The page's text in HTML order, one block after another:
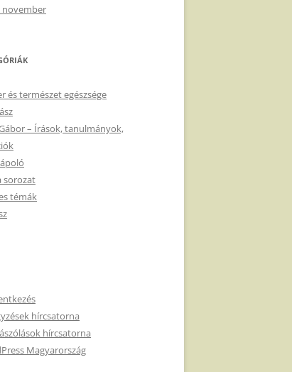
november
és természet egészsége
– Írások, tanulmányok,
sorozat
témák
hírcsatorna
hírcsatorna
Magyarország